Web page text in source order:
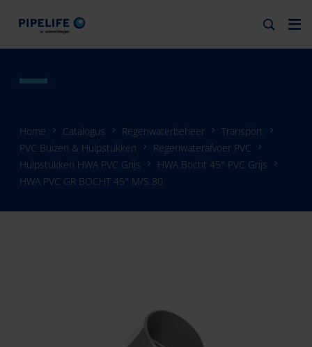
Home Catalogus Regenwaterbeheer
Transport
PVC Buizen & Hulpstukken
Regenwaterafvoer PVC
Hulpstukken HWA PVC Grijs
HWA Bocht 45° PVC Grijs
HWA PVC GR BOCHT 45° M/S 80